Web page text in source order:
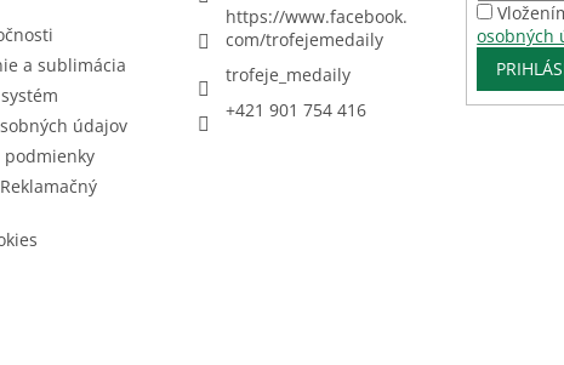
a sublimácia
údajov
podmienky
https://www.facebook.
com/trofejemedaily
trofeje_medaily
+421 901 754 416
osobných